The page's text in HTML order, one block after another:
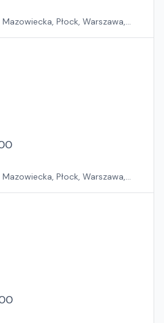
Płock, Warszawa,
Płock, Warszawa,